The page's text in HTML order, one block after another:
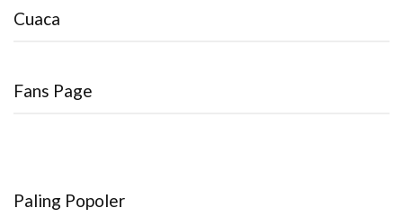
Cuaca
Fans Page
Paling Popoler